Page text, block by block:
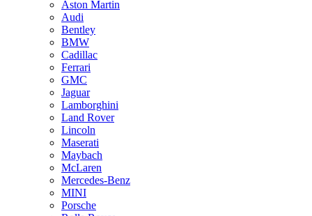
Aston Martin
Audi
Bentley
BMW
Cadillac
Ferrari
GMC
Jaguar
Lamborghini
Land Rover
Lincoln
Maserati
Maybach
McLaren
Mercedes-Benz
MINI
Porsche